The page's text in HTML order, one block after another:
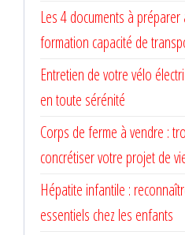
Les 4 documents à
formation capacité de
Entretien de votre vélo
en toute sérénité
Corps de ferme à vendre :
concrétiser votre projet de
Hépatite infantile :
essentiels chez les enfants